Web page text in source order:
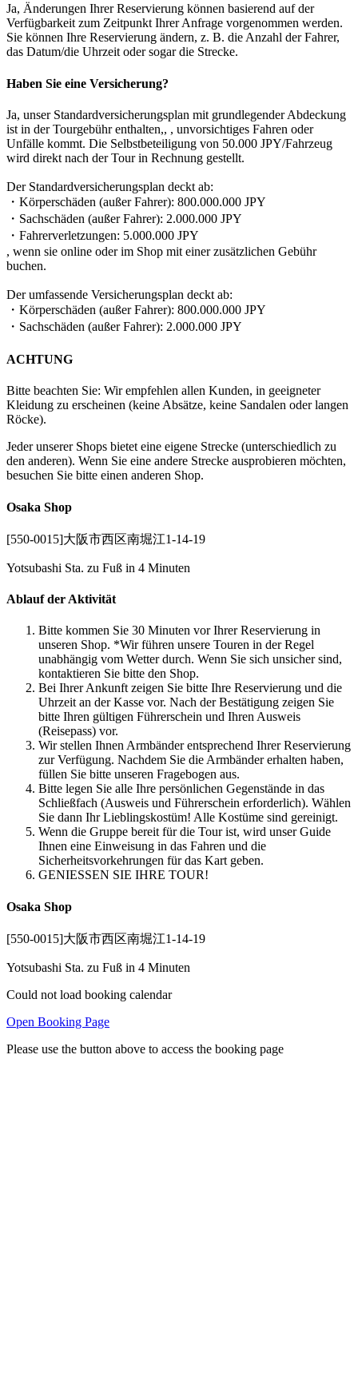
Ja, Änderungen Ihrer Reservierung können basierend auf der
Verfügbarkeit zum Zeitpunkt Ihrer Anfrage vorgenommen werden.
Sie können Ihre Reservierung ändern, z. B. die Anzahl der Fahrer,
das Datum/die Uhrzeit oder sogar die Strecke.
Haben Sie eine Versicherung?
Ja, unser Standardversicherungsplan mit grundlegender Abdeckung
ist in der Tourgebühr enthalten,, , unvorsichtiges Fahren oder
Unfälle kommt. Die Selbstbeteiligung von 50.000 JPY/Fahrzeug
wird direkt nach der Tour in Rechnung gestellt.
Der Standardversicherungsplan deckt ab:
・Körperschäden (außer Fahrer): 800.000.000 JPY
・Sachschäden (außer Fahrer): 2.000.000 JPY
・Fahrerverletzungen: 5.000.000 JPY
, wenn sie online oder im Shop mit einer zusätzlichen Gebühr
buchen.
Der umfassende Versicherungsplan deckt ab:
・Körperschäden (außer Fahrer): 800.000.000 JPY
・Sachschäden (außer Fahrer): 2.000.000 JPY
ACHTUNG
Bitte beachten Sie: Wir empfehlen allen Kunden, in geeigneter
Kleidung zu erscheinen (keine Absätze, keine Sandalen oder langen
Röcke).
Jeder unserer Shops bietet eine eigene Strecke (unterschiedlich zu
den anderen). Wenn Sie eine andere Strecke ausprobieren möchten,
besuchen Sie bitte einen anderen Shop.
Osaka Shop
[550-0015]大阪市西区南堀江1-14-19
Yotsubashi Sta. zu Fuß in 4 Minuten
Ablauf der Aktivität
Bitte kommen Sie 30 Minuten vor Ihrer Reservierung in
unseren Shop. *Wir führen unsere Touren in der Regel
unabhängig vom Wetter durch. Wenn Sie sich unsicher sind,
kontaktieren Sie bitte den Shop.
Bei Ihrer Ankunft zeigen Sie bitte Ihre Reservierung und die
Uhrzeit an der Kasse vor. Nach der Bestätigung zeigen Sie
bitte Ihren gültigen Führerschein und Ihren Ausweis
(Reisepass) vor.
Wir stellen Ihnen Armbänder entsprechend Ihrer Reservierung
zur Verfügung. Nachdem Sie die Armbänder erhalten haben,
füllen Sie bitte unseren Fragebogen aus.
Bitte legen Sie alle Ihre persönlichen Gegenstände in das
Schließfach (Ausweis und Führerschein erforderlich). Wählen
Sie dann Ihr Lieblingskostüm! Alle Kostüme sind gereinigt.
Wenn die Gruppe bereit für die Tour ist, wird unser Guide
Ihnen eine Einweisung in das Fahren und die
Sicherheitsvorkehrungen für das Kart geben.
GENIESSEN SIE IHRE TOUR!
Osaka Shop
[550-0015]大阪市西区南堀江1-14-19
Yotsubashi Sta. zu Fuß in 4 Minuten
Could not load booking calendar
Open Booking Page
Please use the button above to access the booking page